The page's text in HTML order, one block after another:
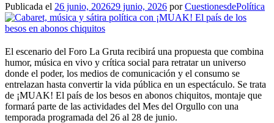
Publicada el 26 junio, 202629 junio, 2026 porCuestionesdePolítica
El escenario del Foro La Gruta recibirá una propuesta que combina
humor, música en vivo y crítica social para retratar un universo
donde el poder, los medios de comunicación y el consumo se
entrelazan hasta convertir la vida pública en un espectáculo. Se trata
de ¡MUAK! El país de los besos en abonos chiquitos, montaje que
formará parte de las actividades del Mes del Orgullo con una
temporada programada del 26 al 28 de junio.